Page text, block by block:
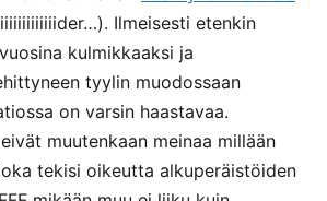
Ilmeisesti etenkin
kulmikkaaksi ja
tyylin muodossaan
on varsin haastavaa.
muutenkaan meinaa millään
tekisi oikeutta alkuperäistöiden